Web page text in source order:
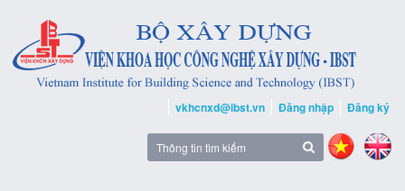
vkhcnxd@ibst.vn Đăng nhập Đăng ký